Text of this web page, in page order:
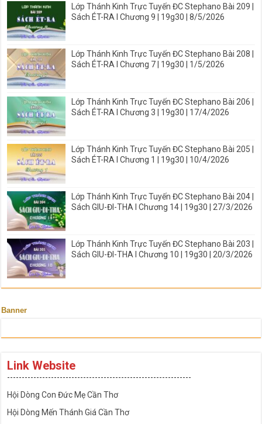
Lớp Thánh Kinh Trực Tuyến ĐC Stephano Bài 209 |
Sách ÉT-RA I Chương 9 | 19g30 | 8/5/2026
Lớp Thánh Kinh Trực Tuyến ĐC Stephano Bài 208 |
Sách ÉT-RA I Chương 7 | 19g30 | 1/5/2026
Lớp Thánh Kinh Trực Tuyến ĐC Stephano Bài 206 |
Sách ÉT-RA I Chương 3 | 19g30 | 17/4/2026
Lớp Thánh Kinh Trực Tuyến ĐC Stephano Bài 205 |
Sách ÉT-RA I Chương 1 | 19g30 | 10/4/2026
Lớp Thánh Kinh Trực Tuyến ĐC Stephano Bài 204 |
Sách GIU-ĐI-THA I Chương 14 | 19g30 | 27/3/2026
Lớp Thánh Kinh Trực Tuyến ĐC Stephano Bài 203 |
Sách GIU-ĐI-THA I Chương 10 | 19g30 | 20/3/2026
Banner
Link Website
---------------------------------------------------------------
Hội Dòng Con Đức Mẹ Cần Thơ
Hội Dòng Mến Thánh Giá Cần Thơ